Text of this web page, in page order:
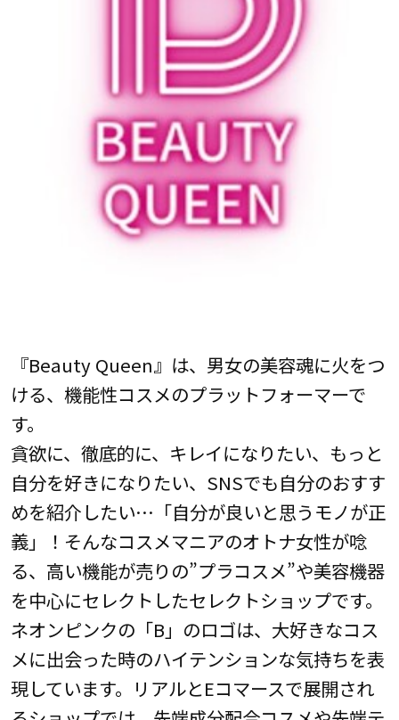
『Beauty Queen』は、男女の美容魂に火をつ
ける、機能性コスメのプラットフォーマーで
す。
貪欲に、徹底的に、キレイになりたい、もっと
自分を好きになりたい、SNSでも自分のおすす
めを紹介したい…「自分が良いと思うモノが正
義」！そんなコスメマニアのオトナ女性が唸
る、高い機能が売りの”プラコスメ”や美容機器
を中心にセレクトしたセレクトショップです。
ネオンピンクの「B」のロゴは、大好きなコス
メに出会った時のハイテンションな気持ちを表
現しています。リアルとEコマースで展開され